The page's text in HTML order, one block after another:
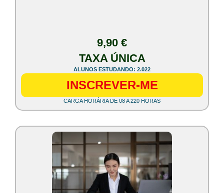
9,90 €
TAXA ÚNICA
ALUNOS ESTUDANDO: 2.022
INSCREVER-ME
CARGA HORÁRIA DE 08 A 220 HORAS